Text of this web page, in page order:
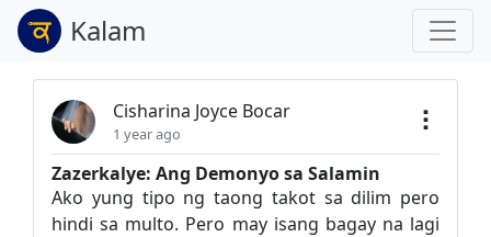
Kalam
Cisharina Joyce Bocar
1 year ago
Zazerkalye: Ang Demonyo sa Salamin
Ako yung tipo ng taong takot sa dilim pero
hindi sa multo. Pero may isang bagay na lagi